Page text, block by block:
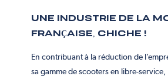
UNE INDUSTRIE DE LA
FRAN ÇAISE, CHICHE !
En contribuant à la réduction de
sa gamme de scooters en libre-